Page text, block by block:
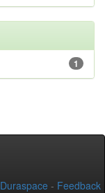
1
Duraspace - Feedback